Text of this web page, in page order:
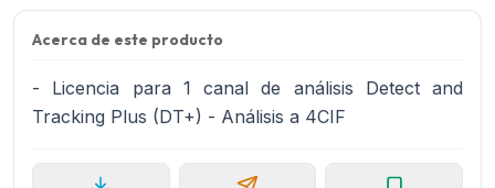
Acerca de este producto
- Licencia para 1 canal de análisis Detect and
Tracking Plus (DT+) - Análisis a 4CIF